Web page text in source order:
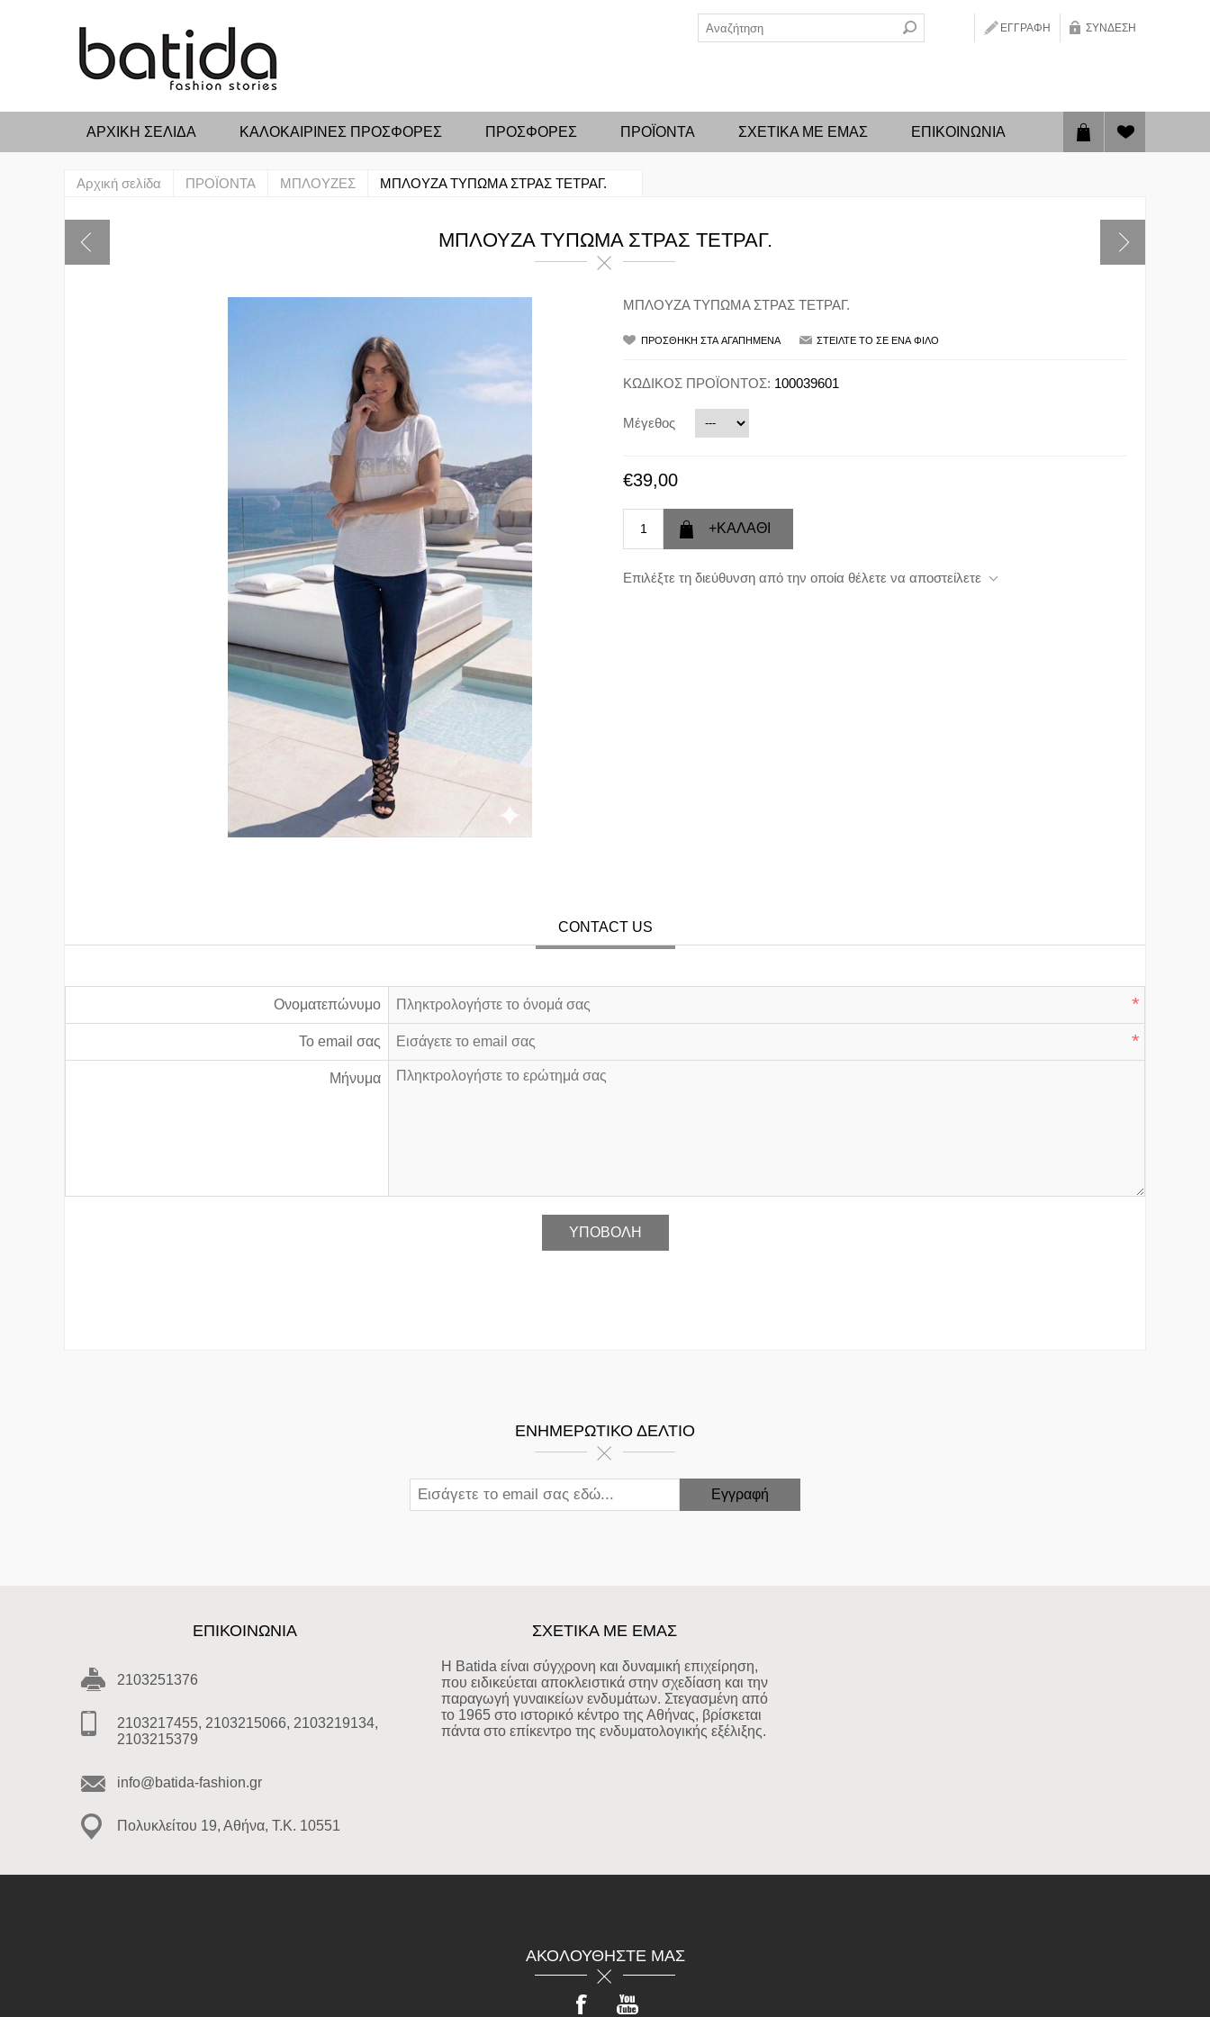
ΕΓΓΡΑΦΉ ΣΎΝΔΕΣΗ
ΑΡΧΙΚΉ ΣΕΛΊΔΑ ΚΑΛΟΚΑΙΡΙΝΕΣ ΠΡΟΣΦΟΡΕΣ ΠΡΟΣΦΟΡΕΣ ΠΡΟΪΟΝΤΑ ΣΧΕΤΙΚΑ ΜΕ ΕΜΑΣ ΕΠΙΚΟΙΝΩΝΊΑ
Αρχική σελίδα ΠΡΟΪΟΝΤΑ ΜΠΛΟΥΖΕΣ ΜΠΛΟΥΖΑ ΤΥΠΩΜΑ ΣΤΡΑΣ ΤΕΤΡΑΓ.
ΜΠΛΟΥΖΑ ΤΥΠΩΜΑ ΣΤΡΑΣ ΤΕΤΡΑΓ.
ΜΠΛΟΥΖΑ ΤΥΠΩΜΑ ΣΤΡΑΣ ΤΕΤΡΑΓ.
ΚΩΔΙΚΟΣ ΠΡΟΪΟΝΤΟΣ: 100039601
Μέγεθος
€39,00
Επιλέξτε τη διεύθυνση από την οποία θέλετε να αποστείλετε
CONTACT US
Ονοματεπώνυμο *
Το email σας *
Μήνυμα
ΕΝΗΜΕΡΩΤΙΚΌ ΔΕΛΤΊΟ
ΕΠΙΚΟΙΝΩΝΊΑ
2103251376
2103217455, 2103215066, 2103219134,
2103215379
info@batida-fashion.gr
Πολυκλείτου 19, Αθήνα, T.K. 10551
ΣΧΕΤΙΚΑ ΜΕ ΕΜΑΣ
Η Batida είναι σύγχρονη και δυναμική επιχείρηση,
που ειδικεύεται αποκλειστικά στην σχεδίαση και την
παραγωγή γυναικείων ενδυμάτων. Στεγασμένη από
το 1965 στο ιστορικό κέντρο της Αθήνας, βρίσκεται
πάντα στο επίκεντρο της ενδυματολογικής εξέλιξης.
ΑΚΟΛΟΥΘΉΣΤΕ ΜΑΣ